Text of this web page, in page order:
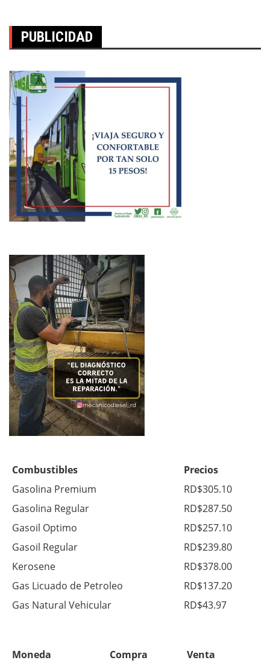
PUBLICIDAD
Combustibles
Precios
Gasolina Premium
RD$305.10
Gasolina Regular
RD$287.50
Gasoil Optimo
RD$257.10
Gasoil Regular
RD$239.80
Kerosene
RD$378.00
Gas Licuado de Petroleo
RD$137.20
Gas Natural Vehicular
RD$43.97
Moneda Compra Venta